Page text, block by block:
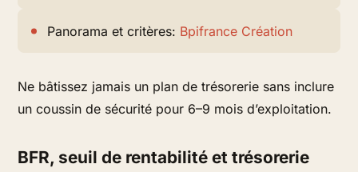
Panorama et critères: Bpifrance Création
Ne bâtissez jamais un plan de trésorerie sans inclure
un coussin de sécurité pour 6–9 mois d’exploitation.
BFR, seuil de rentabilité et trésorerie